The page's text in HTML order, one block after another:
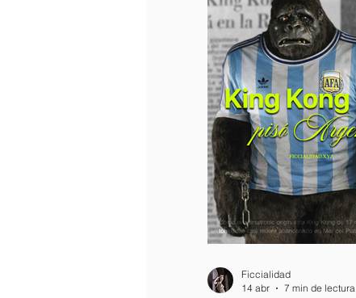
INTERNACIONAL
PERSONAJES
Ficcialidad
14 abr
7 min de lectura